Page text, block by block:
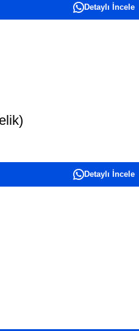
Detaylı İncele
Detaylı İncele